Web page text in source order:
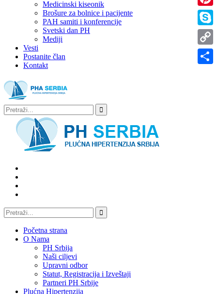
Medicinski kiseonik
Brošure za bolnice i pacijente
PAH samiti i konferencije
Svetski dan PH
Mediji
Vesti
Postanite član
Kontakt
Početna strana
O Nama
PH Srbija
Naši ciljevi
Upravni odbor
Statut, Registracija i Izveštaji
Partneri PH Srbije
Plućna Hipertenzija
Skype
Copy